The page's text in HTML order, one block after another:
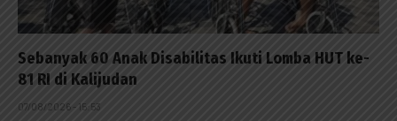
Sebanyak 60 Anak Disabilitas Ikuti Lomba HUT ke-
81 RI di Kalijudan
07/08/2026 - 15:53